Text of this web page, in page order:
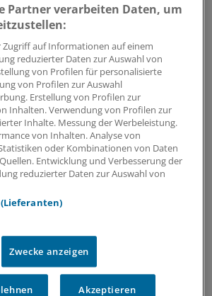
in Nordrhein ist ein
waren die 6.000 Fahrdienste
strukturierte ärztliche
in Nordrhein wird gut angenommen.
Kooperationsmediziner.
in Zeiten des GKV-
sorgt
und Ärzten. Stehen die
auf der Kippe? Oder eher doch
Partner verarbeiten Daten, um
Zugriff auf Informationen auf einem
reduzierter Daten zur Auswahl von
von Profilen für personalisierte
von Profilen zur Auswahl
Erstellung von Profilen zur
Inhalten. Verwendung von Profilen zur
Inhalte. Messung der Werbeleistung.
von Inhalten. Analyse von
oder Kombinationen von Daten
Entwicklung und Verbesserung der
reduzierter Daten zur Auswahl von
Zwecke anzeigen
Akzeptieren